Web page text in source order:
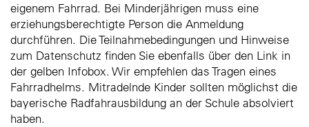
eigenem Fahrrad. Bei Minderjährigen muss eine
erziehungsberechtigte Person die Anmeldung
durchführen. Die Teilnahmebedingungen und Hinweise
zum Datenschutz finden Sie ebenfalls über den Link in
der gelben Infobox. Wir empfehlen das Tragen eines
Fahrradhelms. Mitradelnde Kinder sollten möglichst die
bayerische Radfahrausbildung an der Schule absolviert
haben.